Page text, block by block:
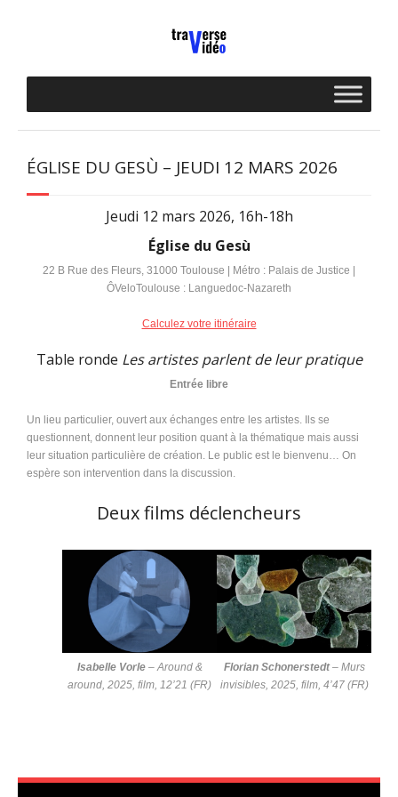
ÉGLISE DU GESÙ – JEUDI 12 MARS 2026
Jeudi 12 mars 2026, 16h-18h
Église du Gesù
22 B Rue des Fleurs, 31000 Toulouse | Métro : Palais de Justice |
ÔVeloToulouse : Languedoc-Nazareth
Calculez votre itinéraire
Table ronde Les artistes parlent de leur pratique
Entrée libre
Un lieu particulier, ouvert aux échanges entre les artistes. Ils se
questionnent, donnent leur position quant à la thématique mais aussi
leur situation particulière de création. Le public est le bienvenu… On
espère son intervention dans la discussion.
Deux films déclencheurs
Isabelle Vorle– Around &
around , 2025, film, 12’21 (FR)
Florian Schonerstedt– Murs
invisibles, 2025, film, 4’47 (FR)